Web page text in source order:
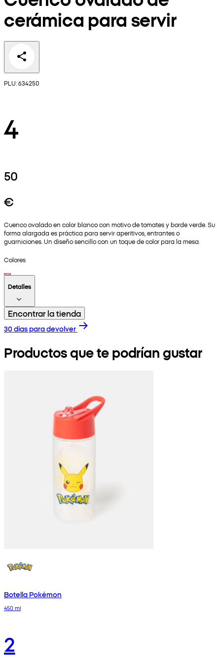
cerámica para servir
PLU: 634250
4
50
€
Cuenco ovalado en color blanco con motivo de tomates y borde verde. Su
forma alargada es práctica para servir aperitivos, entrantes o
guarniciones. Un diseño sencillo con un toque de color para la mesa.
Colores
Detalles
Encontrar la tienda
30 días para devolver
Productos que te podrían gustar
Botella Pokémon
450 ml
2